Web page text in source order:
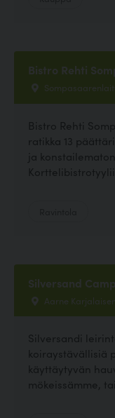
Bistro Rehti
Bistro Rehti
ratikka 13
ja
Silversand
Aarne
Silversandi
koiraystävällisiä
käyttäytyvän
mökeissämme,